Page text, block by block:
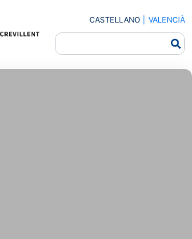
CASTELLANO VALENCIÀ